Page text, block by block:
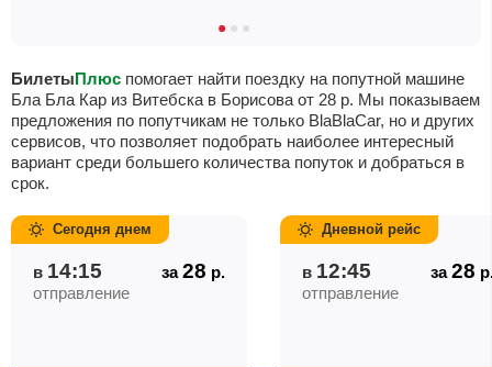
БилетыПлюс помогает найти поездку на попутной машине
Бла Бла Кар из Витебска в Борисова от 28 р. Мы показываем
предложения по попутчикам не только BlaBlaCar, но и других
сервисов, что позволяет подобрать наиболее интересный
вариант среди большего количества попуток и добраться в
срок.
в 14:15 за28 р.
отправление
Сегодня днем
в 12:45 за28
отправление
Дневной рейс